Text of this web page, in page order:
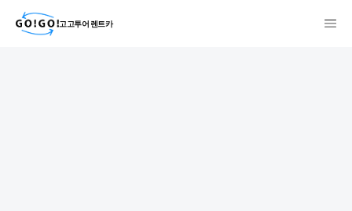
고고투어 렌트카